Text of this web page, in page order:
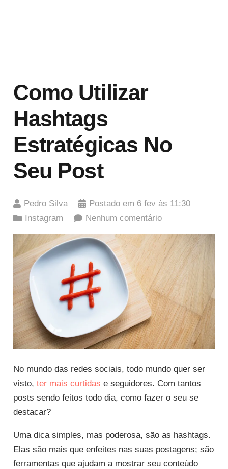
Como Utilizar
Hashtags
Estratégicas No
Seu Post
Pedro Silva Postado em 6 fev às 11:30
Instagram
Nenhum comentário
No mundo das redes sociais, todo mundo quer ser
visto, ter mais curtidas e seguidores. Com tantos
posts sendo feitos todo dia, como fazer o seu se
destacar?
Uma dica simples, mas poderosa, são as hashtags.
Elas são mais que enfeites nas suas postagens; são
ferramentas que ajudam a mostrar seu conteúdo